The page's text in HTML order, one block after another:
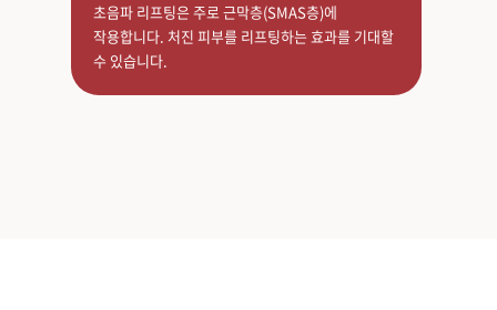
초음파 리프팅은 주로 근막층(SMAS층)에
작용합니다. 처진 피부를 리프팅하는 효과를 기대할
수 있습니다.